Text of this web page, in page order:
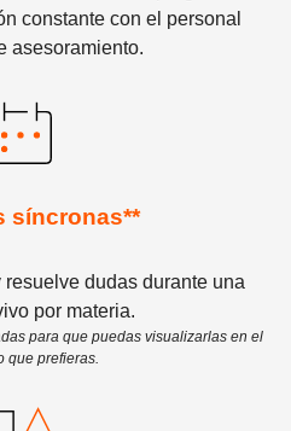
constante con el personal
asesoramiento.
síncronas**
resuelve dudas durante una
por materia.
para que puedas visualizarlas en el
que prefieras.